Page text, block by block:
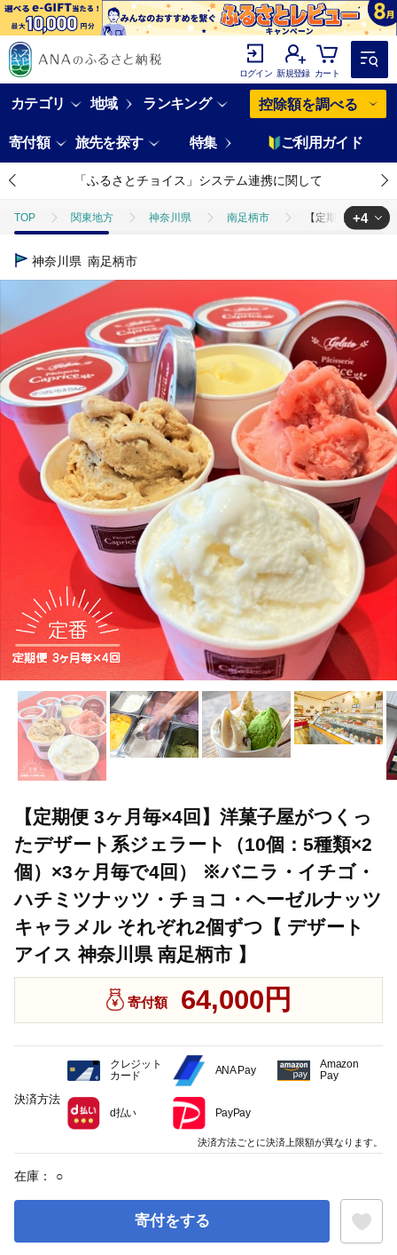
ログイン 新規登録 カート
カテゴリ 地域 ランキング 控除額を調べる
寄付額 旅先を探す 特集 ご利用ガイド
「ふるさとチョイス」システム連携に関して
TOP 関東地方 神奈川県 南足柄市 【定期便 3ヶ月
TOP
定期便
TOP 卵・乳製品 【定期便 3ヶ月毎×4回】洋菓子屋がつくったデ
TOP 卵・乳製品 アイスクリーム 【定期便 3ヶ月毎×4回】
+4
神奈川県 南足柄市
【定期便 3ヶ月毎×4回】洋菓子屋がつくっ
たデザート系ジェラート（10個：5種類×2
個）×3ヶ月毎で4回） ※バニラ・イチゴ・
ハチミツナッツ・チョコ・ヘーゼルナッツ
キャラメル それぞれ2個ずつ【 デザート
アイス 神奈川県 南足柄市 】
寄付額 64,000円
在庫： ○
寄付をする
決済方法
クレジット
カード
ANA Pay
Amazon
Pay
d払い PayPay
決済方法ごとに決済上限額が異なります。